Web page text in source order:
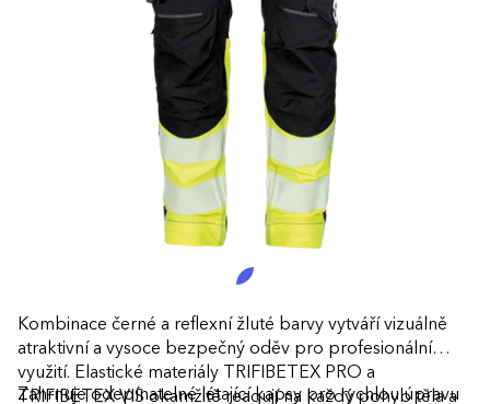
Kombinace černé a reflexní žluté barvy vytváří vizuálně
atraktivní a vysoce bezpečný oděv pro profesionální
využití. Elastické materiály TRIFIBETEX PRO a
TRIFIBETEX VIS okamžitě reagují na každý pohyb těla a
Zahrnuje odepínatelné létající kapsy pro rychlou úpravu